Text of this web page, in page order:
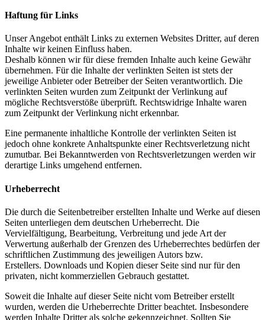
Haftung für Links
Unser Angebot enthält Links zu externen Websites Dritter, auf deren
Inhalte wir keinen Einfluss haben.
Deshalb können wir für diese fremden Inhalte auch keine Gewähr
übernehmen. Für die Inhalte der verlinkten Seiten ist stets der
jeweilige Anbieter oder Betreiber der Seiten verantwortlich. Die
verlinkten Seiten wurden zum Zeitpunkt der Verlinkung auf
mögliche Rechtsverstöße überprüft. Rechtswidrige Inhalte waren
zum Zeitpunkt der Verlinkung nicht erkennbar.
Eine permanente inhaltliche Kontrolle der verlinkten Seiten ist
jedoch ohne konkrete Anhaltspunkte einer Rechtsverletzung nicht
zumutbar. Bei Bekanntwerden von Rechtsverletzungen werden wir
derartige Links umgehend entfernen.
Urheberrecht
Die durch die Seitenbetreiber erstellten Inhalte und Werke auf diesen
Seiten unterliegen dem deutschen Urheberrecht. Die
Vervielfältigung, Bearbeitung, Verbreitung und jede Art der
Verwertung außerhalb der Grenzen des Urheberrechtes bedürfen der
schriftlichen Zustimmung des jeweiligen Autors bzw.
Erstellers. Downloads und Kopien dieser Seite sind nur für den
privaten, nicht kommerziellen Gebrauch gestattet.
Soweit die Inhalte auf dieser Seite nicht vom Betreiber erstellt
wurden, werden die Urheberrechte Dritter beachtet. Insbesondere
werden Inhalte Dritter als solche gekennzeichnet. Sollten Sie